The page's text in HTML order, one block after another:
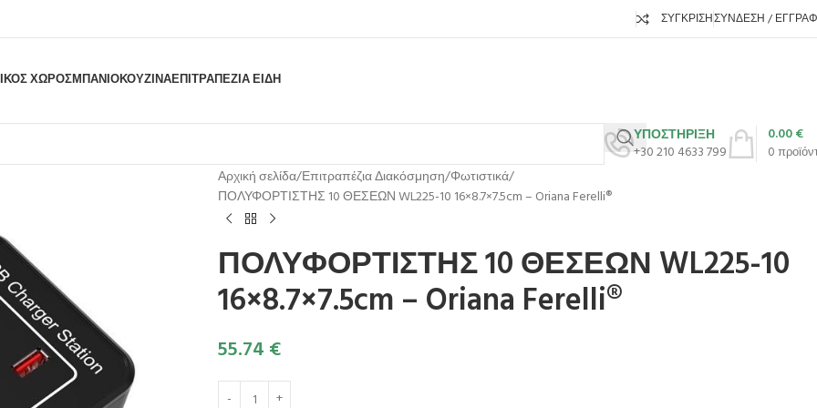
ΣΎΓΚΡΙΣΗΣΎΝΔΕΣΗ /
ΧΩΡΟΣΜΠΆΝΙΟΚΟΥΖΊΝΑΕΠΙΤΡΑΠΈΖΙΑ ΕΊΔΗ
ΥΠΟΣΤΗΡΙΞΗ
+30 210 4633 799
0
0.00€
Αρχική σελίδα Επιτραπέζια Διακόσμηση Φωτιστικά
ΠΟΛΥΦΟΡΤΙΣΤΗΣ 10 ΘΕΣΕΩΝ WL225-10 16×8.7×7.5cm – Oriana Ferelli®
ΠΟΛΥΦΟΡΤΙΣΤΗΣ 10 ΘΕΣΕΩΝ WL225-10
16×8.7×7.5cm – Oriana Ferelli®
55.74 €